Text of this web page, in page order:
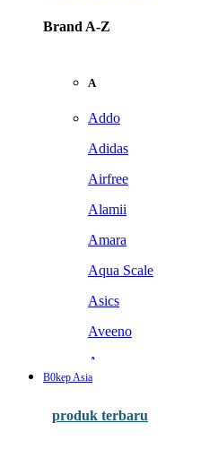
Brand A-Z
A
Addo
Adidas
Airfree
Alamii
Amara
Aqua Scale
Asics
Aveeno
Awan
B0kep Asia
produk terbaru